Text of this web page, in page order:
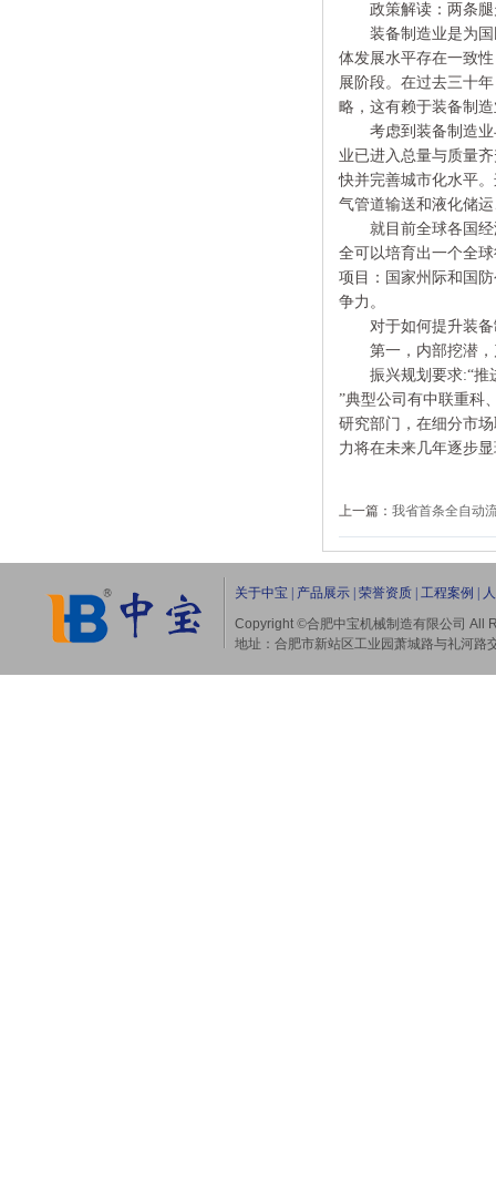
政策解读：两条腿
装备制造业是为国
体发展水平存在一致
展阶段。在过去三十
略，这有赖于装备制
考虑到装备制造业
业已进入总量与质量
快并完善城市化水平
气管道输送和液化储
就目前全球各国经
全可以培育出一个全
项目：国家州际和国
争力。
对于如何提升装备
第一，内部挖潜，
振兴规划要求:“推进
”典型公司有中联重科
研究部门，在细分市
力将在未来几年逐步
上一篇： 我省首条全自动
关于中宝 产品展示 荣誉资质 工程案例
Copyright ©合肥中宝机械制造有限公司 All
地址：合肥市新站区工业园萧城路与礼河路